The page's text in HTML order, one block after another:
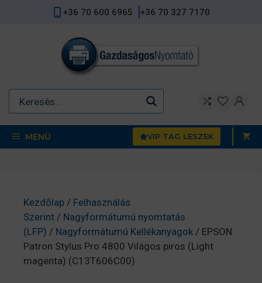
+36 70 600 6965 +36 70 327 7170
MENÜ VIP TAG LESZEK
Kezdőlap / Felhasználás
Szerint / Nagyformátumú nyomtatás
(LFP) / Nagyformátumú Kellékanyagok / EPSON
Patron Stylus Pro 4800 Világos piros (Light
magenta) (C13T606C00)